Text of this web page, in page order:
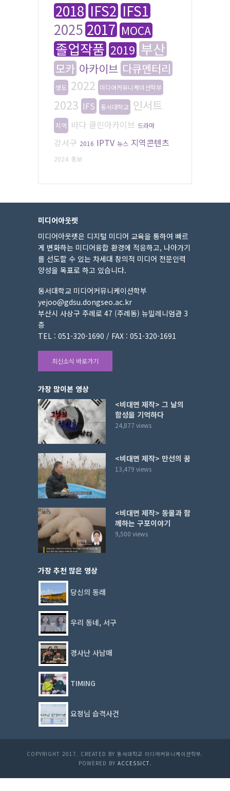
2018 IFS2 IFS1
2025 2017 MOCA
졸업작품 2019 부산
모카 아카이브 다큐멘터리
영도 2022 미디어커뮤니케이션학부
2023 IFS 동서대학교 인서트
지역 바다 클린아카이브 드라마
강서구 2016 IPTV 뉴스 지역콘텐츠
2024 홍보
미디어아웃렛
미디어아웃렛은 디지털 미디어 교육을 통하여 빠르
게 변화하는 미디어융합 환경에 적응하고, 나아가기
를 선도할 수 있는 차세대 창의적 미디어 전문인력
양성을 목표로 하고 있습니다.
동서대학교 미디어커뮤니케이션학부
yejoo@gdsu.dongseo.ac.kr
부산시 사상구 주례로 47 (주례동) 뉴밀레니엄관 3
층
TEL : 051-320-1690 / FAX : 051-320-1691
최신소식 바로가기
가장 많이본 영상
<비대면 제작> 그 날의
함성을 기억하다
24,877 views
<비대면 제작> 만선의 꿈
13,479 views
<비대면 제작> 동물과 함
께하는 구포이야기
9,500 views
가장 추천 많은 영상
당신의 동래
우리 동네, 서구
경사난 사남매
TIMING
요정님 습격사건
COPYRIGHT 2017. CREATED BY 동서대학교 미디어커뮤니케이션학부.
POWERED BY ACCESSICT.